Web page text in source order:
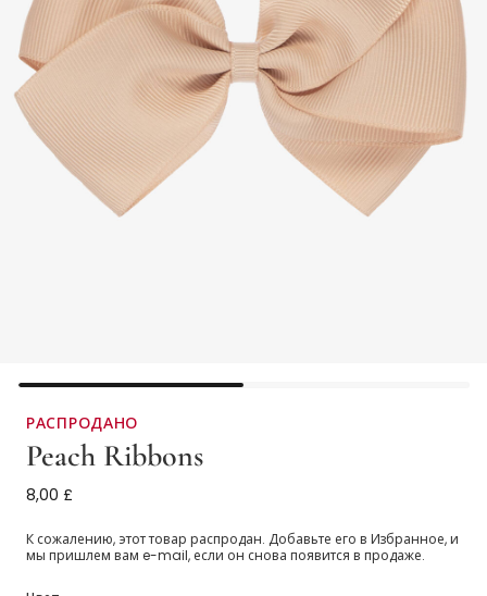
РАСПРОДАНО
Peach Ribbons
Бежевая заколка-бантик (12см)
8,00 £
К сожалению, этот товар распродан. Добавьте его в Избранное, и
мы пришлем вам e-mail, если он снова появится в продаже.